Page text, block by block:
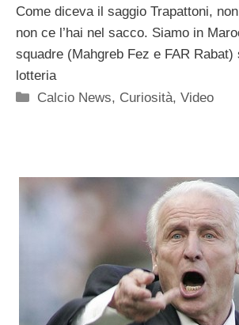
Come diceva il saggio Trapattoni,
non ce l’hai nel sacco. Siamo in
squadre (Mahgreb Fez e FAR Rabat)
lotteria
Categorie
Calcio News, Curiosità,Video